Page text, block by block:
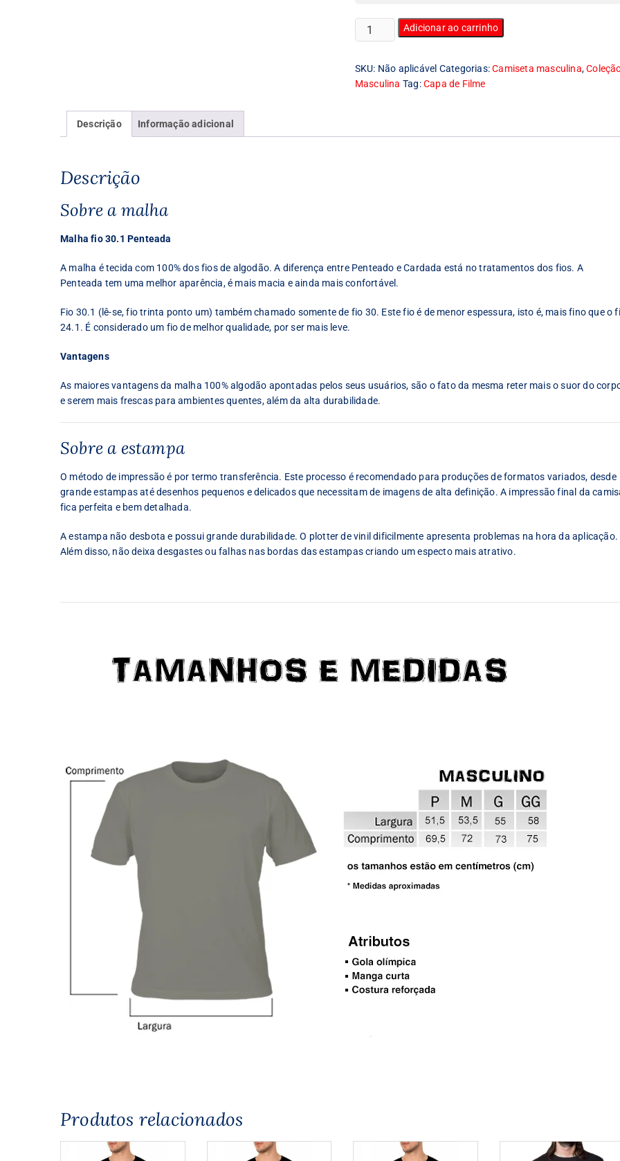
Camiseta
Masculina
Capa
quantidade
Adicionar ao carrinho
SKU: Não aplicável Categorias:Camiseta masculina,
Masculina Tag:Capa de Filme
Descrição Informação adicional
Descrição
Sobre a malha
Malha fio 30.1 Penteada
A malha é tecida com 100% dos fios de algodão. A diferença entre Penteado e Cardada está no tratamentos dos fios. A
Penteada tem uma melhor aparência, é mais macia e ainda mais confortável.
Fio 30.1 (lê-se, fio trinta ponto um) também chamado somente de fio 30. Este fio é de menor espessura, isto é, mais fino que o
24.1. É considerado um fio de melhor qualidade, por ser mais leve.
Vantagens
As maiores vantagens da malha 100% algodão apontadas pelos seus usuários, são o fato da mesma reter mais o suor do
e serem mais frescas para ambientes quentes, além da alta durabilidade.
Sobre a estampa
O método de impressão é por termo transferência. Este processo é recomendado para produções de formatos variados, desde
grande estampas até desenhos pequenos e delicados que necessitam de imagens de alta definição. A impressão final da
fica perfeita e bem detalhada.
A estampa não desbota e possui grande durabilidade. O plotter de vinil dificilmente apresenta problemas na hora da aplicação.
Além disso, não deixa desgastes ou falhas nas bordas das estampas criando um especto mais atrativo.
Produtos relacionados